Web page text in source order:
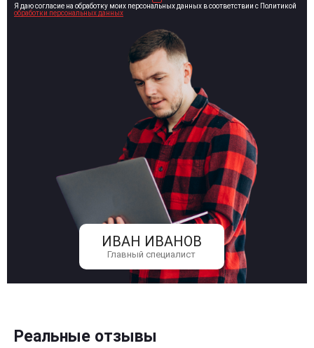
ИВАН ИВАНОВ
Главный специалист
Я даю согласие на обработку моих персональных данных в соответствии с Политикой
обработки персональных данных
Реальные отзывы